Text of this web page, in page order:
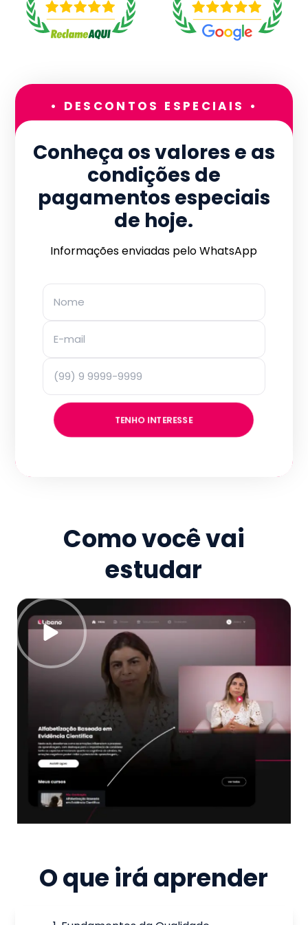
• DESCONTOS ESPECIAIS •
Conheça os valores e as
condições de
pagamentos especiais
de hoje.
Informações enviadas pelo WhatsApp
TENHO INTERESSE
Como você vai
estudar
O que irá aprender